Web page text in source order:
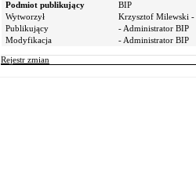
Podmiot publikujący
BIP
Wytworzył
Krzysztof Milewski -
Publikujący
- Administrator BIP
Modyfikacja
- Administrator BIP
Rejestr zmian